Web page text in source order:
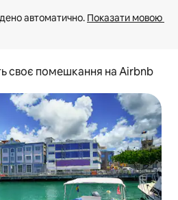
автоматично. Показати мовою
своє помешкання на Airbnb